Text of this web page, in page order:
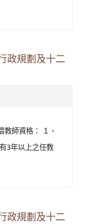
政規劃及十二
師資格： １、
3年以上之任教
政規劃及十二